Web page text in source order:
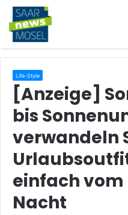
Life-Style
[Anzeige]
bis
verwandeln
einfach vom
Nacht